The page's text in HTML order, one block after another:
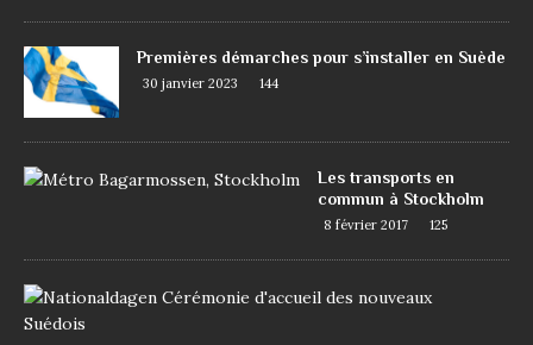
Premières démarches pour s’installer en Suède
30 janvier 2023 144
Les transports en
commun à Stockholm
8 février 2017 125